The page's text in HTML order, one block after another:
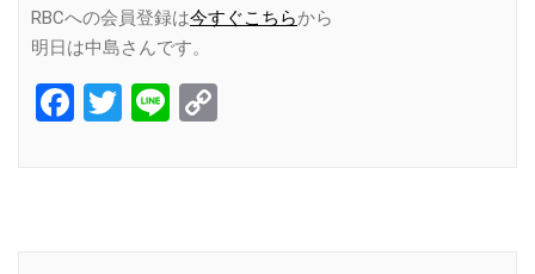
RBCへの会員登録は今すぐこちらから
明日は中島さんです。
Facebook
Twitter
Line